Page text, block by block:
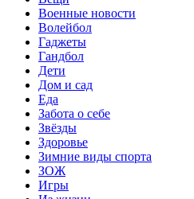
Военные новости
Волейбол
Гаджеты
Гандбол
Дети
Дом и сад
Еда
Забота о себе
Звёзды
Здоровье
Зимние виды спорта
ЗОЖ
Игры